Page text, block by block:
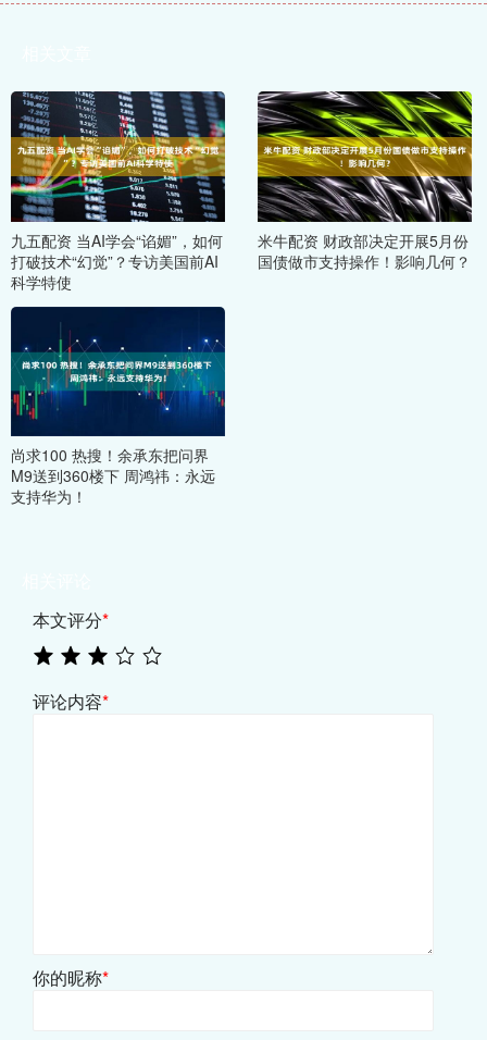
九五配资 当AI学会“谄媚”，如何
打破技术“幻觉”？专访美国前AI
科学特使
米牛配资 财政部决定开展5月份
国债做市支持操作！影响几何？
尚求100 热搜！余承东把问界
M9送到360楼下 周鸿祎：永远
支持华为！
本文评分*
评论内容*
你的昵称*